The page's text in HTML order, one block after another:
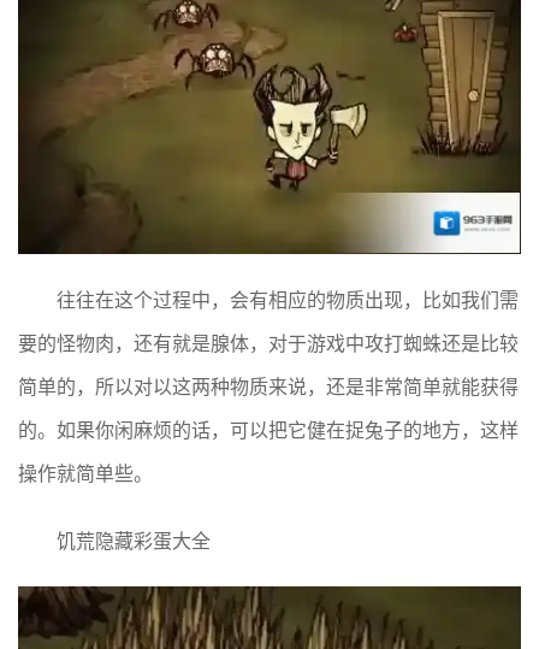
往往在这个过程中，会有相应的物质出现，比如我们需
要的怪物肉，还有就是腺体，对于游戏中攻打蜘蛛还是比较
简单的，所以对以这两种物质来说，还是非常简单就能获得
的。如果你闲麻烦的话，可以把它健在捉兔子的地方，这样
操作就简单些。
饥荒隐藏彩蛋大全